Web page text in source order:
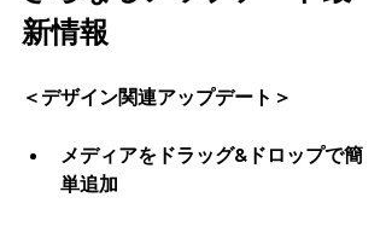
新情報
＜デザイン関連アップデート＞
メディアをドラッグ&ドロップで簡
単追加